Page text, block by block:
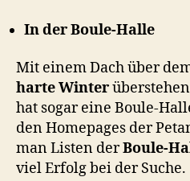
In der Boule-Halle
Mit einem Dach über
harte Winter
hat sogar eine Boule-
den Homepages der
man Listen derBoule-
viel Erfolg bei der Suche.